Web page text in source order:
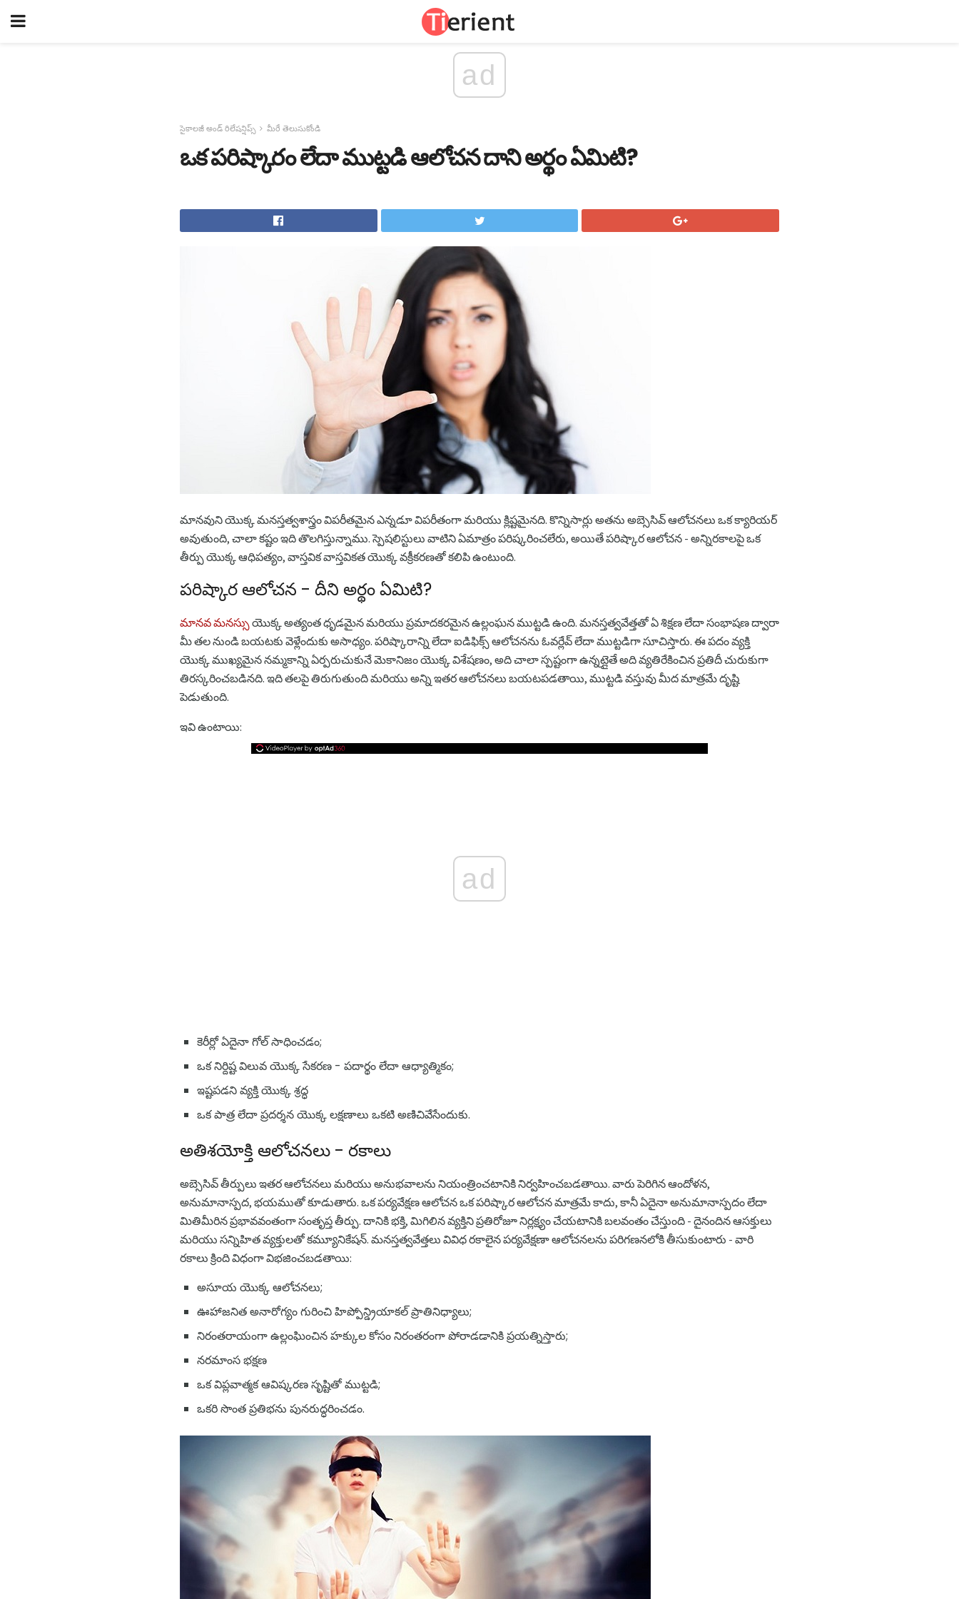
ad
సైకాలజీ అండ్ రిలేషన్షిప్స్ మీరే తెలుసుకోండి
ఒక పరిష్కారం లేదా ముట్టడి ఆలోచన దాని అర్థం ఏమిటి?
మానవుని యొక్క మనస్తత్వశాస్త్రం విపరీతమైన ఎన్నడూ విపరీతంగా మరియు క్లిష్టమైనది. కొన్నిసార్లు అతను అబ్సెసివ్ ఆలోచనలు ఒక క్యారియర్
అవుతుంది, చాలా కష్టం ఇది తొలగిస్తున్నాము. స్పెషలిస్టులు వాటిని ఏమాత్రం పరిష్కరించలేరు, అయితే పరిష్కార ఆలోచన - అన్నిరకాలపై ఒక
తీర్పు యొక్క ఆధిపత్యం, వాస్తవిక వాస్తవికత యొక్క వక్రీకరణతో కలిపి ఉంటుంది.
పరిష్కార ఆలోచన - దీని అర్థం ఏమిటి?
మానవ మనస్సు యొక్క అత్యంత ధృడమైన మరియు ప్రమాదకరమైన ఉల్లంఘన ముట్టడి ఉంది. మనస్తత్వవేత్తతో ఏ శిక్షణ లేదా సంభాషణ ద్వారా
మీ తల నుండి బయటకు వెళ్లేందుకు అసాధ్యం. పరిష్కారాన్ని లేదా ఐడిఫిక్స్ ఆలోచనను ఓవర్లేవ్ లేదా ముట్టడిగా సూచిస్తారు. ఈ పదం వ్యక్తి
యొక్క ముఖ్యమైన నమ్మకాన్ని ఏర్పరుచుకునే మెకానిజం యొక్క విశేషణం, అది చాలా స్పష్టంగా ఉన్నట్లైతే అది వ్యతిరేకించిన ప్రతిదీ చురుకుగా
తిరస్కరించబడినది. ఇది తలపై తిరుగుతుంది మరియు అన్ని ఇతర ఆలోచనలు బయటపడతాయి, ముట్టడి వస్తువు మీద మాత్రమే దృష్టి
పెడుతుంది.
ఇవి ఉంటాయి:
ad
కెరీర్లో ఏదైనా గోల్ సాధించడం;
ఒక నిర్దిష్ట విలువ యొక్క సేకరణ - పదార్థం లేదా ఆధ్యాత్మికం;
ఇష్టపడని వ్యక్తి యొక్క శ్రద్ధ
ఒక పాత్ర లేదా ప్రదర్శన యొక్క లక్షణాలు ఒకటి అణిచివేసేందుకు.
అతిశయోక్తి ఆలోచనలు - రకాలు
అబ్సెసివ్ తీర్పులు ఇతర ఆలోచనలు మరియు అనుభవాలను నియంత్రించటానికి నిర్వహించబడతాయి. వారు పెరిగిన ఆందోళన,
అనుమానాస్పద, భయముతో కూడుతారు. ఒక పర్యవేక్షణ ఆలోచన ఒక పరిష్కార ఆలోచన మాత్రమే కాదు, కానీ ఏదైనా అనుమానాస్పదం లేదా
మితిమీరిన ప్రభావవంతంగా సంతృప్త తీర్పు. దానికి భక్తి, మిగిలిన వ్యక్తిని ప్రతిరోజూ నిర్లక్ష్యం చేయటానికి బలవంతం చేస్తుంది - దైనందిన ఆసక్తులు
మరియు సన్నిహిత వ్యక్తులతో కమ్యూనికేషన్. మనస్తత్వవేత్తలు వివిధ రకాలైన పర్యవేక్షణా ఆలోచనలను పరిగణనలోకి తీసుకుంటారు - వారి
రకాలు క్రింది విధంగా విభజించబడతాయి:
అసూయ యొక్క ఆలోచనలు;
ఊహాజనిత అనారోగ్యం గురించి హిప్పోన్డ్రియాకల్ ప్రాతినిధ్యాలు;
నిరంతరాయంగా ఉల్లంఘించిన హక్కుల కోసం నిరంతరంగా పోరాడడానికి ప్రయత్నిస్తారు;
నరమాంస భక్షణ
ఒక విప్లవాత్మక ఆవిష్కరణ సృష్టితో ముట్టడి;
ఒకరి సొంత ప్రతిభను పునరుద్ధరించడం.